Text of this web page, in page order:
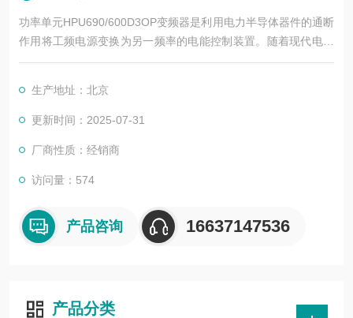
功率单元HPU690/600D3OP变频器是利用电力半导体器件的通断
作用将工频电源变换为另一频率的电能控制装置。随着现代电力
电子技术和微电子技术的迅猛发展，高压大功率变频调速装置不
串联或单元串联得到了很好的解决。
生产地址：北京
更新时间：2025-07-31
厂商性质：经销商
访问量：574
产品咨询 16637147536
产品分类